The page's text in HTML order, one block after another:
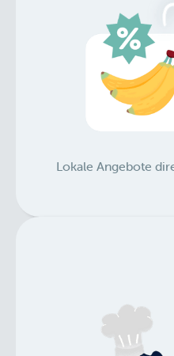
Lokale Angebote